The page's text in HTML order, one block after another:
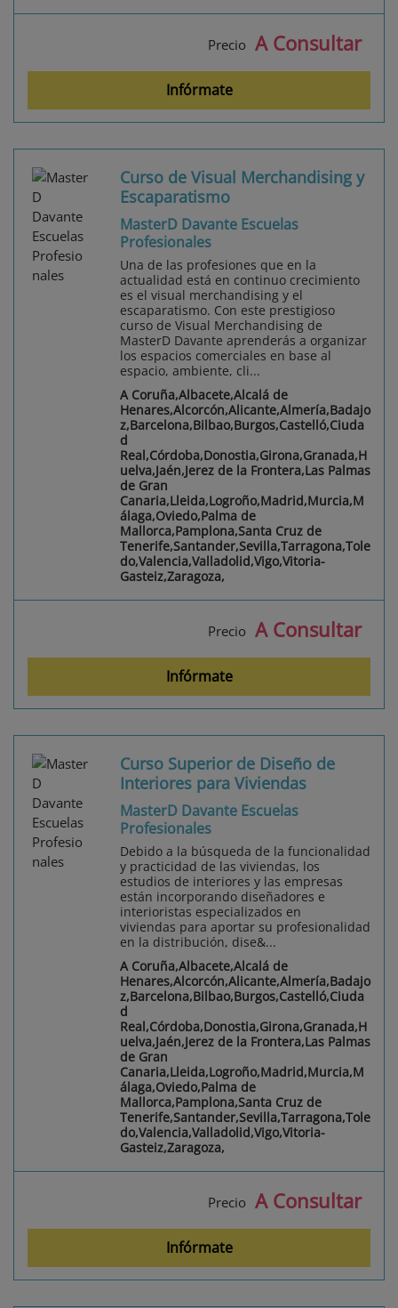
Precio A Consultar
Infórmate
Curso de Visual Merchandising y
Escaparatismo
MasterD Davante Escuelas
Profesionales
Una de las profesiones que en la
actualidad está en continuo crecimiento
es el visual merchandising y el
escaparatismo. Con este prestigioso
curso de Visual Merchandising de
MasterD Davante aprenderás a organizar
los espacios comerciales en base al
espacio, ambiente, cli...
A Coruña,Albacete,Alcalá de
Henares,Alcorcón,Alicante,Almería,Badajo
z,Barcelona,Bilbao,Burgos,Castelló,Ciuda
d
Real,Córdoba,Donostia,Girona,Granada,H
uelva,Jaén,Jerez de la Frontera,Las Palmas
de Gran
Canaria,Lleida,Logroño,Madrid,Murcia,M
álaga,Oviedo,Palma de
Mallorca,Pamplona,Santa Cruz de
Tenerife,Santander,Sevilla,Tarragona,Tole
do,Valencia,Valladolid,Vigo,Vitoria-
Gasteiz,Zaragoza,
Precio A Consultar
Infórmate
Curso Superior de Diseño de
Interiores para Viviendas
MasterD Davante Escuelas
Profesionales
Debido a la búsqueda de la funcionalidad
y practicidad de las viviendas, los
estudios de interiores y las empresas
están incorporando diseñadores e
interioristas especializados en
viviendas para aportar su profesionalidad
en la distribución, dise&...
A Coruña,Albacete,Alcalá de
Henares,Alcorcón,Alicante,Almería,Badajo
z,Barcelona,Bilbao,Burgos,Castelló,Ciuda
d
Real,Córdoba,Donostia,Girona,Granada,H
uelva,Jaén,Jerez de la Frontera,Las Palmas
de Gran
Canaria,Lleida,Logroño,Madrid,Murcia,M
álaga,Oviedo,Palma de
Mallorca,Pamplona,Santa Cruz de
Tenerife,Santander,Sevilla,Tarragona,Tole
do,Valencia,Valladolid,Vigo,Vitoria-
Gasteiz,Zaragoza,
Precio A Consultar
Infórmate